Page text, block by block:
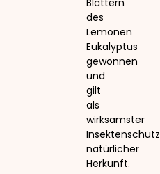
Blättern
des
Lemonen
Eukalyptus
gewonnen
und
gilt
als
wirksamster
Insektenschutz
natürlicher
Herkunft.